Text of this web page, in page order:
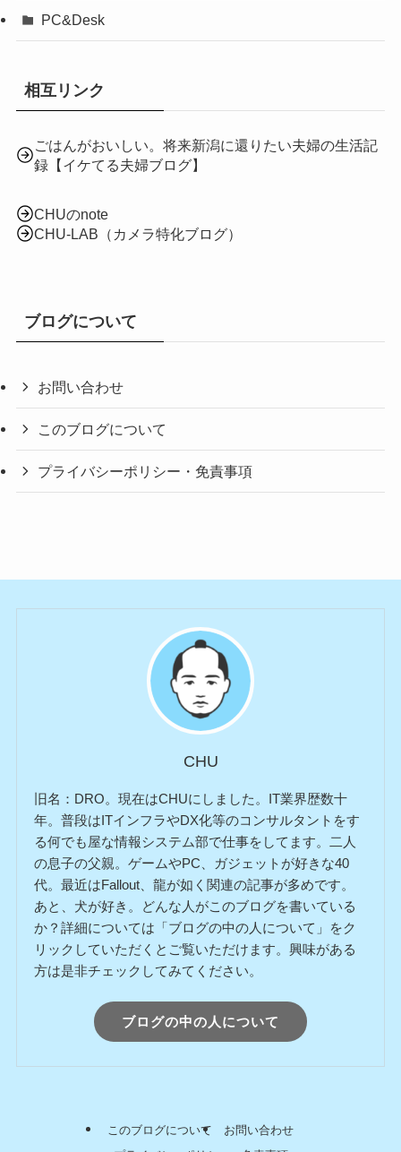
PC&Desk
相互リンク
ごはんがおいしい。将来新潟に還りたい夫婦の生活記
録【イケてる夫婦ブログ】
CHUのnote
CHU-LAB（カメラ特化ブログ）
ブログについて
お問い合わせ
このブログについて
プライバシーポリシー・免責事項
CHU
旧名：DRO。現在はCHUにしました。IT業界歴数十
年。普段はITインフラやDX化等のコンサルタントをす
る何でも屋な情報システム部で仕事をしてます。二人
の息子の父親。ゲームやPC、ガジェットが好きな40
代。最近はFallout、龍が如く関連の記事が多めです。
あと、犬が好き。どんな人がこのブログを書いている
か？詳細については「ブログの中の人について」をク
リックしていただくとご覧いただけます。興味がある
方は是非チェックしてみてください。
ブログの中の人について
このブログについて
お問い合わせ